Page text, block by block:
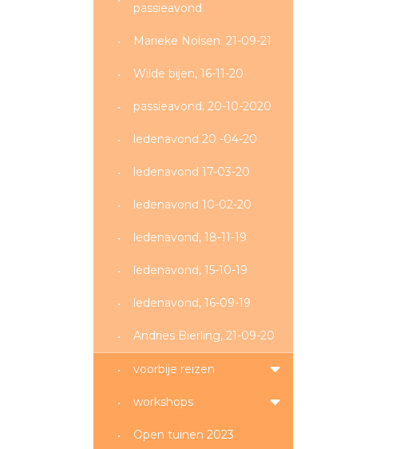
passieavond
Marieke Nolsen. 21-09-21
Wilde bijen, 16-11-20
passieavond, 20-10-2020
ledenavond 20 -04-20
ledenavond 17-03-20
ledenavond 10-02-20
ledenavond, 18-11-19
ledenavond, 15-10-19
ledenavond, 16-09-19
Andries Bierling, 21-09-20
voorbije reizen
workshops
Open tuinen 2023